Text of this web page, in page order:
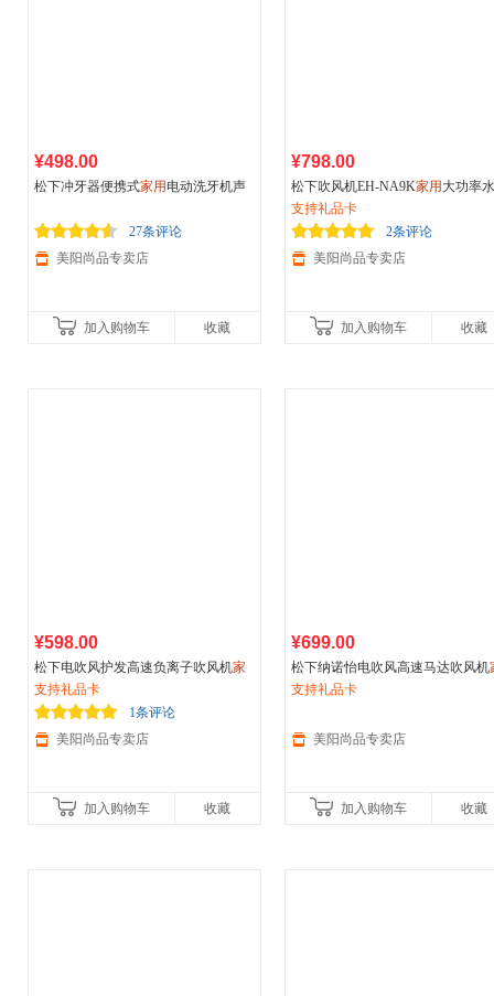
¥498.00
松下冲牙器便携式家用 电动洗牙机声
设计
27条评论
美阳尚品专卖店
加入购物车 收藏
¥798.00
松下吹风机EH-NA9K家用 大功率
子负离子双护发速干电吹风
支持礼品卡
2条评论
美阳尚品专卖店
加入购物车 收藏
¥598.00
松下电吹风护发高速负离子吹风机家
用宿舍学生速干风筒新品NE7H
支持礼品卡
1条评论
美阳尚品专卖店
加入购物车 收藏
¥699.00
松下纳诺怡电吹风高速马达吹风机
用冷热风大功率
支持礼品卡
美阳尚品专卖店
加入购物车 收藏